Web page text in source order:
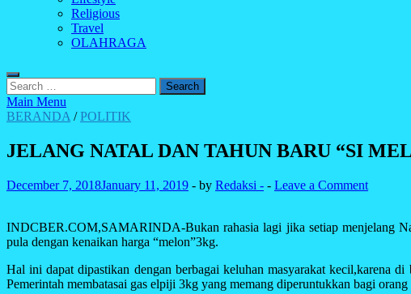
Religious
Travel
OLAHRAGA
Search
for:
Main Menu
BERANDA /POLITIK
JELANG NATAL DAN TAHUN BARU “SI
December 7, 2018January 11, 2019 - by Redaksi - - Leave a Comment
INDCBER.COM,SAMARINDA-Bukan rahasia lagi jika setiap menjelang
pula dengan kenaikan harga “melon”3kg.
Hal ini dapat dipastikan dengan berbagai keluhan masyarakat kecil,karena
Pemerintah membatasai gas elpiji 3kg yang memang diperuntukkan bagi